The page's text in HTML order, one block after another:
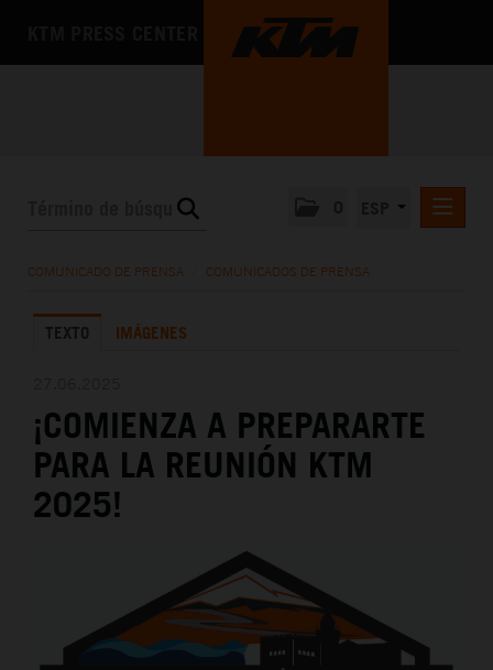
LA EMPRESA
COMUNICADO DE PRENSA COMUNICADOS DE PRENSA
TEXTO IMÁGENES
¡COMIENZA A PREPARARTE
PARA LA REUNIÓN KTM
2025!